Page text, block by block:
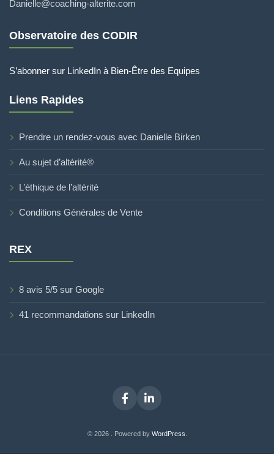
Danielle@coaching-alterite.com
Observatoire des CODIR
S’abonner sur LinkedIn à Bien-Être des Equipes
Liens Rapides
Prendre un rendez-vous avec Danielle Birken
Au sujet d’altérité®
L’éthique de l’altérité
Conditions Générales de Vente
REX
8 avis 5/5 sur Google
41 recommandations sur LinkedIn
FacebookLinkedIn
© 2026 . Powered by WordPress